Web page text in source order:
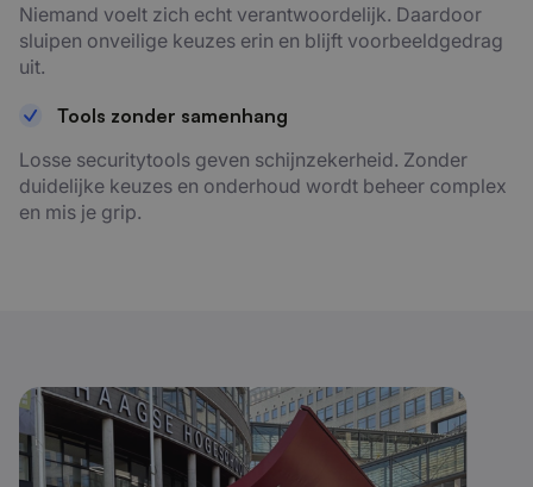
Niemand voelt zich echt verantwoordelijk. Daardoor
sluipen onveilige keuzes erin en blijft voorbeeldgedrag
uit.
Tools zonder samenhang
Losse securitytools geven schijnzekerheid. Zonder
duidelijke keuzes en onderhoud wordt beheer complex
en mis je grip.